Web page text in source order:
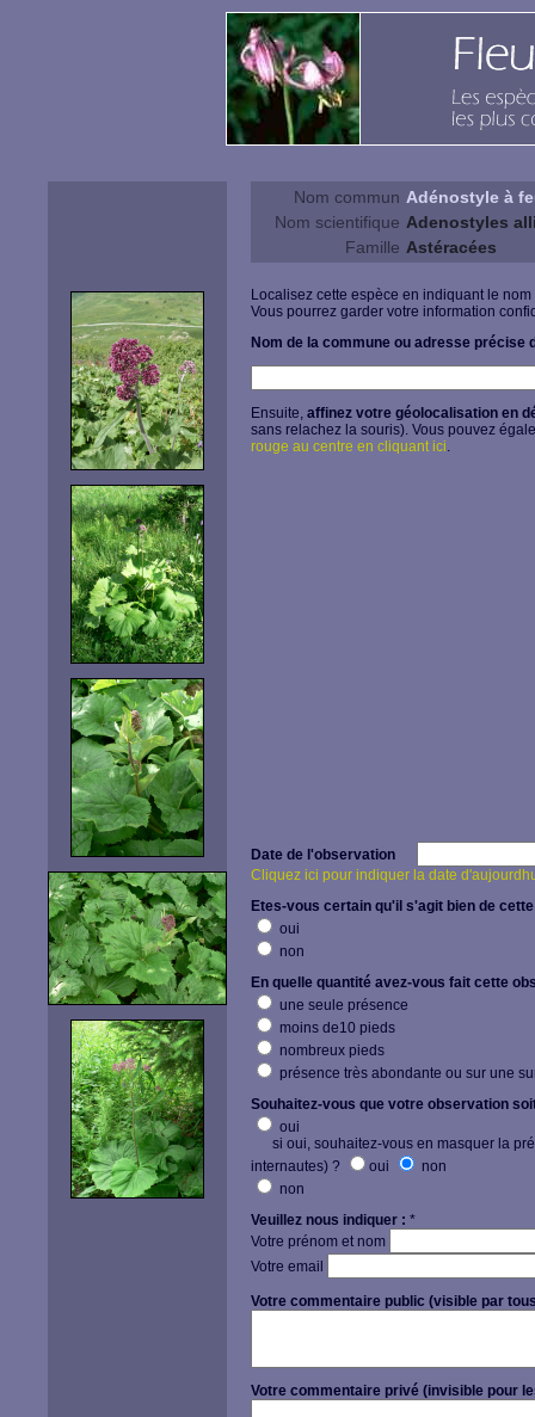
Nom commun Adénostyle à
Nom scientifique Adenostyles
Famille Astéracées
Localisez cette espèce en indiquant le
Vous pourrez garder votre information
Nom de la commune ou adresse précise
Ensuite, affinez votre géolocalisation en
sans relachez la souris). Vous pouvez
rouge au centre en cliquant ici.
Date de l'observation
Cliquez ici pour indiquer la date
Etes-vous certain qu'il s'agit bien de
oui
non
En quelle quantité avez-vous fait cette
une seule présence
moins de10 pieds
nombreux pieds
présence très abondante ou sur une
Souhaitez-vous que votre observation
oui
si oui, souhaitez-vous en masquer la
internautes) ?
oui
non
non
Veuillez nous indiquer : *
Votre prénom et nom
Votre email
Votre commentaire public (visible par
Votre commentaire privé (invisible pour